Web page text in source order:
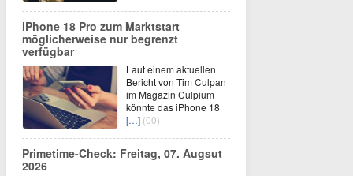
iPhone 18 Pro zum Marktstart
möglicherweise nur begrenzt
verfügbar
Laut einem aktuellen
Bericht von Tim Culpan
im Magazin Culpium
könnte das iPhone 18
[…] (00)
Primetime-Check: Freitag, 07. Augsut
2026